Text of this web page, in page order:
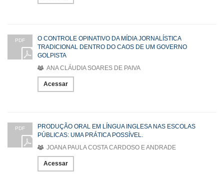
PDF
O CONTROLE OPINATIVO DA MÍDIA JORNALÍSTICA
TRADICIONAL DENTRO DO CAOS DE UM GOVERNO
GOLPISTA
ANA CLÁUDIA SOARES DE PAIVA
Acessar
PDF
PRODUÇÃO ORAL EM LÍNGUA INGLESA NAS ESCOLAS
PÚBLICAS: UMA PRÁTICA POSSÍVEL.
JOANA PAULA COSTA CARDOSO E ANDRADE
Acessar